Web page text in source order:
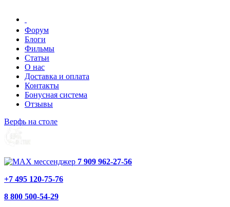
Форум
Блоги
Фильмы
Статьи
О нас
Доставка и оплата
Контакты
Бонусная система
Отзывы
Верфь на столе
7 909 962-27-56
+7 495 120-75-76
8 800 500-54-29